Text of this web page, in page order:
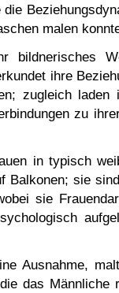
malen
bildnerisches
ihre
zugleich
zu
in typisch
Balkonen; sie
sie
Ausnahme,
das Männliche